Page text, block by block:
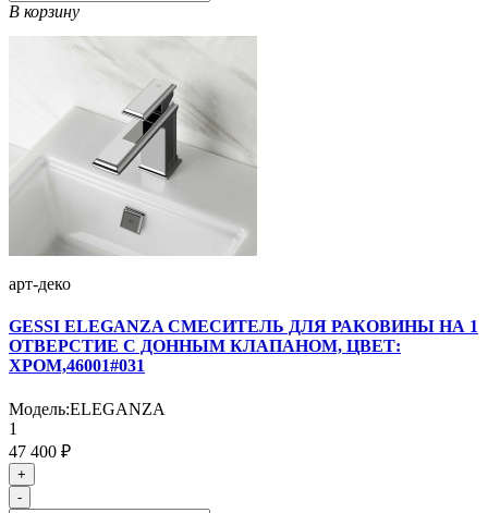
В корзину
арт-деко
GESSI ELEGANZA СМЕСИТЕЛЬ ДЛЯ РАКОВИНЫ НА 1
ОТВЕРСТИЕ С ДОННЫМ КЛАПАНОМ, ЦВЕТ:
ХРОМ,46001#031
Модель:ELEGANZA
1
47 400 ₽
+
-